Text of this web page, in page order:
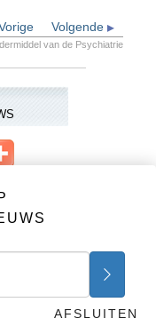
Volgende
van de Psychiatrie
AFSLUITEN